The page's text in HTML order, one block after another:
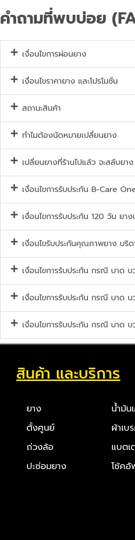
คำถามที่พบบ่อย
เงื่อนไขการผ่อนยาง
เงื่อนไขราคายาง และโปรโมชั่น
สถานะสินค้า
ทำไมต้องนัดหมายเปลี่ยนยาง
เปลี่ยนยางที่ร้านไปแล้ว จะสลับยา
เงื่อนไขการรับประกัน B-Care
เงื่อนไขการรับประกัน 120 วัน ยา
เงื่อนไขรับประกันคุณภาพยาง บริ
เงื่อนไขการรับประกัน กรณี บาด
เงื่อนไขการรับประกัน กรณี บาด
เงื่อนไขการรับประกัน กรณี บาด
สินค้า และบริการ
ยาง
ตั้งศูนย์
ถ่วงล้อ
ปะซ่อมยาง
น้ำมัน
ผ้าเบ
แบตเ
โช้ค